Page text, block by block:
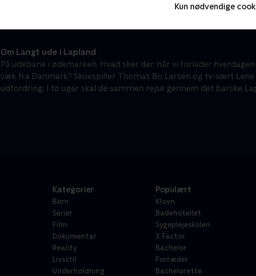
Kun nødvendige
Om Langt ude i Lapland
På udebane i ødemarken. Hvad sker der, når vi forlader
væk fra Danmark? Skuespiller Thomas Bo Larsen og tv-vært
udfordring. I to uger skal de sammen rejse gennem det barske
Kategorier
Børn
Serier
Film
Dokumentar
Reality
Livsstil
Underholdning
Populært
Klovn
Badehotellet
Sygeplejeskolen
X Factor
Bachelor
Forræder
Bachelorette